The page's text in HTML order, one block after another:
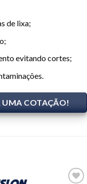
de lixa;
evitando cortes;
UMA COTAÇÃO!